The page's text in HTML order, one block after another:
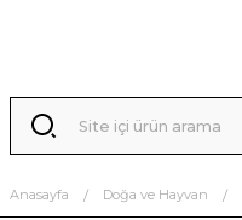
Anasayfa Doğa ve Hayvan